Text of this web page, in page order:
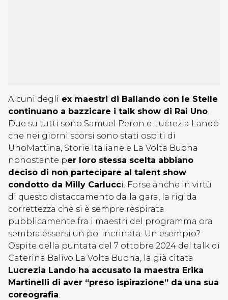
Alcuni degli ex maestri di Ballando con le Stelle
continuano a bazzicare i talk show di Rai Uno.
Due su tutti sono Samuel Peron e Lucrezia Lando
che nei giorni scorsi sono stati ospiti di
UnoMattina, Storie Italiane e La Volta Buona
nonostante per loro stessa scelta abbiano
deciso di non partecipare al talent show
condotto da Milly Carlucci. Forse anche in virtù
di questo distaccamento dalla gara, la rigida
correttezza che si è sempre respirata
pubblicamente fra i maestri del programma ora
sembra essersi un po’ incrinata. Un esempio?
Ospite della puntata del 7 ottobre 2024 del talk di
Caterina Balivo La Volta Buona, la già citata
Lucrezia Lando ha accusato la maestra Erika
Martinelli di aver “preso ispirazione” da una sua
coreografia.